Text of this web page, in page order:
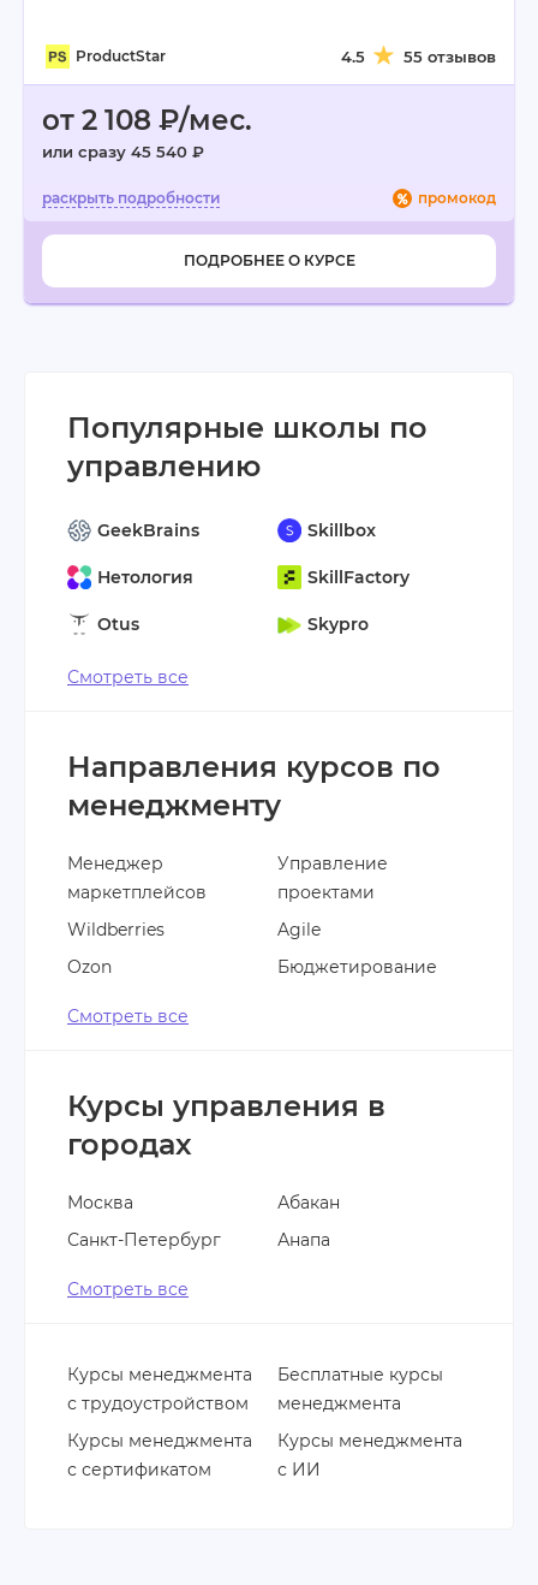
ProductStar 4.5 55 отзывов
от 2 108 ₽/мес.
или сразу 45 540 ₽
промокод
ПОДРОБНЕЕ О КУРСЕ
Популярные школы по
управлению
GeekBrains
Нетология
Otus
Skillbox
SkillFactory
Skypro
Смотреть все
Направления курсов по
менеджменту
Менеджер
маркетплейсов
Wildberries
Ozon
Управление
проектами
Agile
Бюджетирование
Смотреть все
Курсы управления в
городах
Москва
Санкт-Петербург
Абакан
Анапа
Смотреть все
Курсы менеджмента
с трудоустройством
Курсы менеджмента
с сертификатом
Бесплатные курсы
менеджмента
Курсы менеджмента
с ИИ